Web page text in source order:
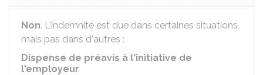
Non. L'indemnité est due dans certaines situations,
mais pas dans d'autres :
Dispense de préavis à l'initiative de
l'employeur